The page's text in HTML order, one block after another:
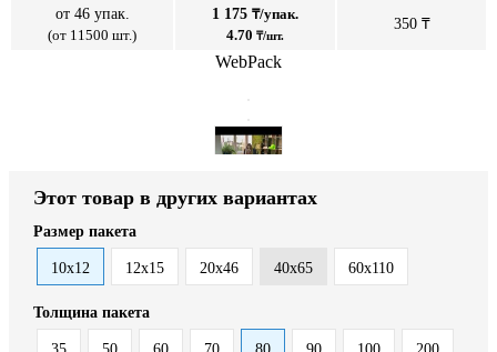
от 46 упак.
(от 11500 шт.)
1 175 ₸/упак.
4.70 ₸/шт.
350 ₸
WebPack
Этот товар в других вариантах
Размер пакета
10x12 12x15 20x46 40x65 60x110
Толщина пакета